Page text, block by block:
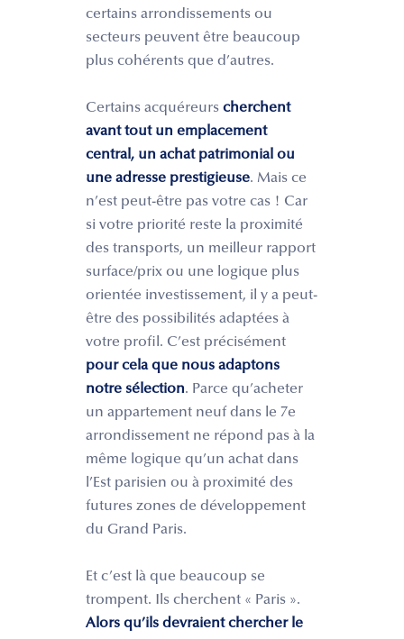
certains arrondissements ou
secteurs peuvent être beaucoup
plus cohérents que d’autres.
Certains acquéreurs cherchent
avant tout un emplacement
central, un achat patrimonial ou
une adresse prestigieuse. Mais ce
n’est peut-être pas votre cas ! Car
si votre priorité reste la proximité
des transports, un meilleur rapport
surface/prix ou une logique plus
orientée investissement, il y a peut-
être des possibilités adaptées à
votre profil. C’est précisément
pour cela que nous adaptons
notre sélection. Parce qu’acheter
un appartement neuf dans le 7e
arrondissement ne répond pas à la
même logique qu’un achat dans
l’Est parisien ou à proximité des
futures zones de développement
du Grand Paris.
Et c’est là que beaucoup se
trompent. Ils cherchent « Paris ».
Alors qu’ils devraient chercher le